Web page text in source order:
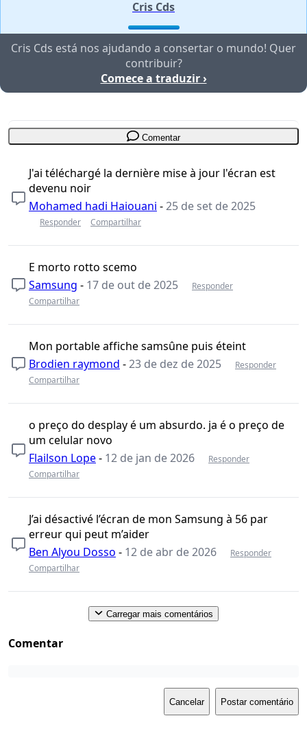
Cris Cds
Cris Cds está nos ajudando a consertar o mundo! Quer
contribuir?
Comece a traduzir ›
Comentar
J'ai téléchargé la dernière mise à jour l'écran est
devenu noir
Mohamed hadi Haiouani -25 de set de 2025
Responder Compartilhar
E morto rotto scemo
Samsung - 17 de out de 2025
Responder
Compartilhar
Mon portable affiche samsûne puis éteint
Brodien raymond -23 de dez de 2025
Responder
Compartilhar
o preço do desplay é um absurdo. ja é o preço de
um celular novo
Flailson Lope- 12 de jan de 2026
Responder
Compartilhar
J’ai désactivé l’écran de mon Samsung à 56 par
erreur qui peut m’aider
Ben Alyou Dosso - 12 de abr de 2026
Responder
Compartilhar
Carregar mais comentários
Comentar
Cancelar Postar comentário